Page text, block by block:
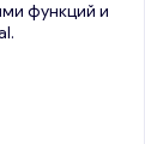
функций и